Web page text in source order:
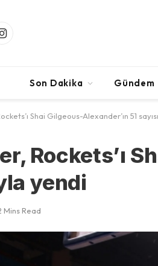
Instagram
Son Dakika Gündem
Shai Gilgeous-Alexander’ın 51
Rockets’ı
yendi
Mins Read